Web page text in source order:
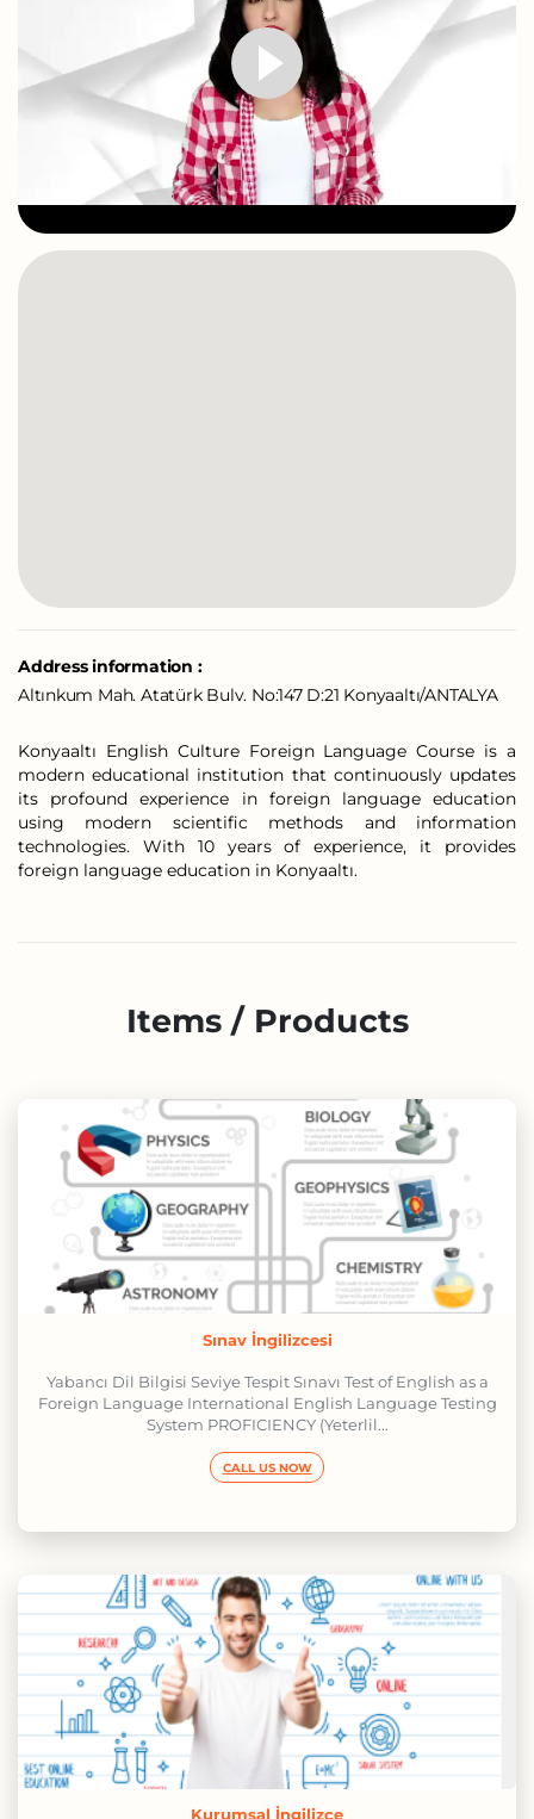
Address information :
Altınkum Mah. Atatürk Bulv. No:147 D:21 Konyaaltı/ANTALYA
Konyaaltı English Culture Foreign Language Course is a
modern educational institution that continuously updates
its profound experience in foreign language education
using modern scientific methods and information
technologies. With 10 years of experience, it provides
foreign language education in Konyaaltı.
Items / Products
Sınav İngilizcesi
Yabancı Dil Bilgisi Seviye Tespit Sınavı Test of English as a
Foreign Language International English Language Testing
System PROFICIENCY (Yeterlil...
CALL US NOW
Kurumsal İngilizce